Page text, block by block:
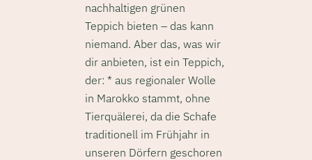
nachhaltigen grünen
Teppich bieten – das kann
niemand. Aber das, was wir
dir anbieten, ist ein Teppich,
der: * aus regionaler Wolle
in Marokko stammt, ohne
Tierquälerei, da die Schafe
traditionell im Frühjahr in
unseren Dörfern geschoren